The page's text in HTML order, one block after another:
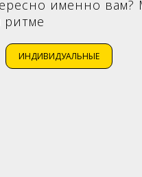
именно вам?
ритме
ИНДИВИДУАЛЬНЫЕ